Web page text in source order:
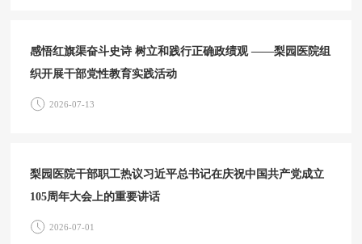
感悟红旗渠奋斗史诗 树立和践行正确政绩观 ——梨园医院组
织开展干部党性教育实践活动
2026-07-13
梨园医院干部职工热议习近平总书记在庆祝中国共产党成立
105周年大会上的重要讲话
2026-07-01